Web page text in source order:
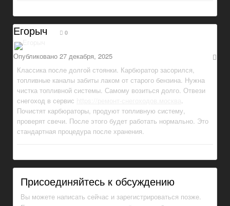
Егорыч 0
Опубликовано 27 декабря, 2025
Классика после долгой стоянки. Карбюратор засорился,
топливные каналы забиты лаком от старого бензина. Нужна
чистка топливной системы. Самому возиться долго. Отвези
снегоход в сервис
.
Почистят карбюраторы, продуют топливную систему,
проверят свечи. После этого будет работать нормально. Это
стандартная процедура после хранения.
Присоединяйтесь к обсуждению
Вы можете написать сейчас и зарегистрироваться позже.